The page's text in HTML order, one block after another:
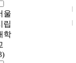
울
립
학